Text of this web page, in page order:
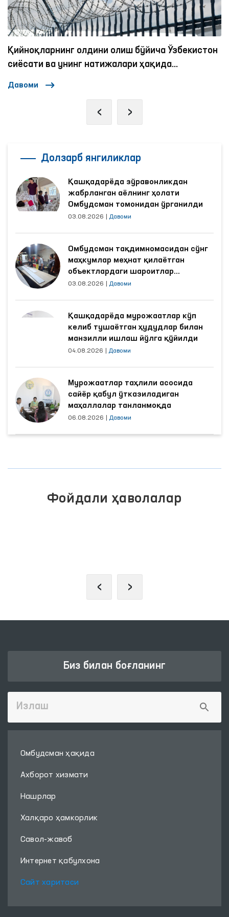
Қийноқларнинг олдини олиш бўйича Ўзбекистон
сиёсати ва унинг натижалари ҳақида
Давоми
‹ ›
Долзарб янгиликлар
Қашқадарёда зўравонликдан
жабрланган аёлнинг ҳолати
Омбудсман томонидан ўрганилди
03.08.2026 Давоми
Омбудсман тақдимномасидан сўнг
маҳкумлар меҳнат қилаётган
объектлардаги шароитлар
яхшиланди
03.08.2026 Давоми
Қашқадарёда мурожаатлар кўп
келиб тушаётган ҳудудлар билан
манзилли ишлаш йўлга қўйилди
04.08.2026 Давоми
Мурожаатлар таҳлили асосида
сайёр қабул ўтказиладиган
маҳаллалар танланмоқда
06.08.2026 Давоми
Фойдали ҳаволалар
‹ ›
Биз билан боғланинг
Омбудсман ҳақида
Ахборот хизмати
Нашрлар
Халқаро ҳамкорлик
Савол-жавоб
Интернет қабулхона
Сайт харитаси